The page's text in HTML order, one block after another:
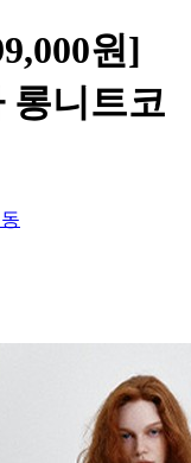
원]
롱니트코